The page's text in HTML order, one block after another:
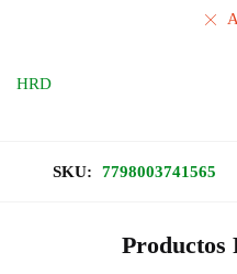
HRD
SKU: 7798003741565
Productos